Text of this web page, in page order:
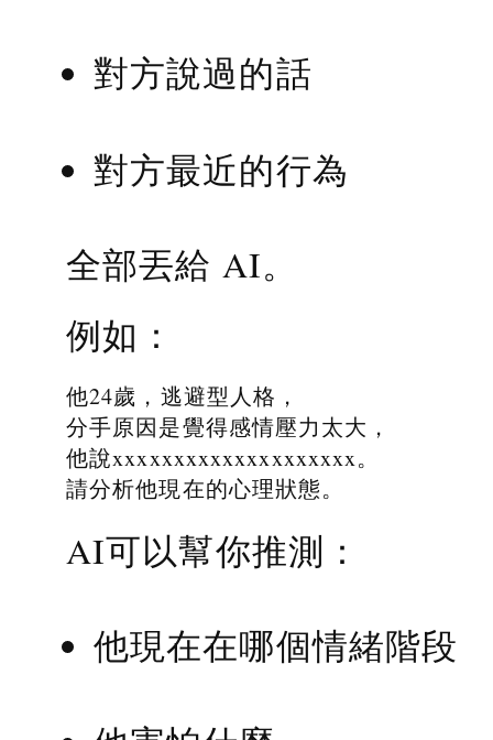
對方說過的話
對方最近的行為
全部丟給 AI。
例如：
他24歲，逃避型人格，
分手原因是覺得感情壓力太大，
他說xxxxxxxxxxxxxxxxxxxx。
請分析他現在的心理狀態。
AI可以幫你推測：
他現在在哪個情緒階段